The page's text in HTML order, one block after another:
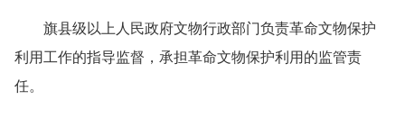
旗县级以上人民政府文物行政部门负责革命文物保护
利用工作的指导监督，承担革命文物保护利用的监管责
任。